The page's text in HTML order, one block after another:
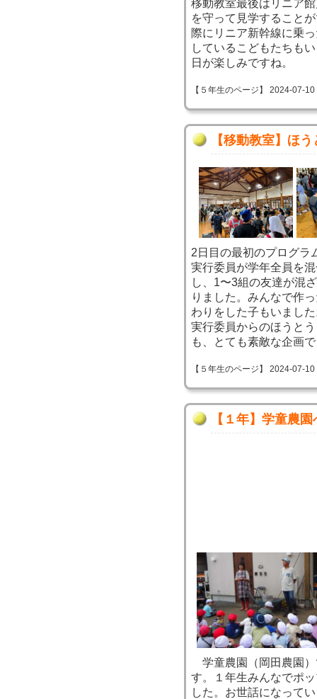
移動教室最後はリニア
を守って見学すること
際にリニア新幹線に乗
しているこどもたちも
日が楽しみですね。
【５年生のページ】 2024-07-
【移動教室】ほ
2日目の最初のプログラ
実行委員が学年全員を
し、1〜3組の友達が混
りました。みんなで作
わりをした子もいまし
実行委員からのほうと
も、とても素敵な企画
【５年生のページ】 2024-07-
【１年】学童農園
学童農園（岡田農園）
す。１年生みんなでポ
した。お世話になって